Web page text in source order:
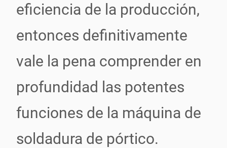
eficiencia de la producción,
entonces definitivamente
vale la pena comprender en
profundidad las potentes
funciones de la máquina de
soldadura de pórtico.